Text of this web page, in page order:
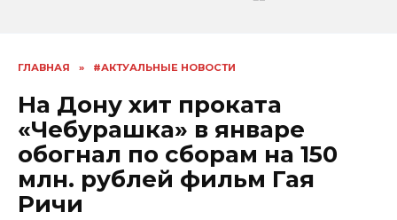
ГЛАВНАЯ » #АКТУАЛЬНЫЕ НОВОСТИ
На Дону хит проката
«Чебурашка» в январе
обогнал по сборам на 150
млн. рублей фильм Гая
Ричи